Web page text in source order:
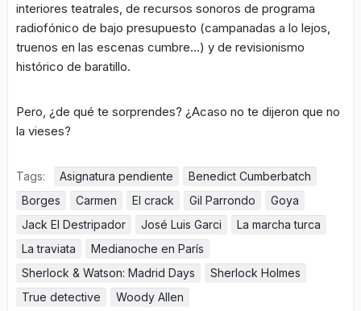
interiores teatrales, de recursos sonoros de programa
radiofónico de bajo presupuesto (campanadas a lo lejos,
truenos en las escenas cumbre…) y de revisionismo
histórico de baratillo.
Pero, ¿de qué te sorprendes? ¿Acaso no te dijeron que no
la vieses?
Tags: Asignatura pendiente
Benedict Cumberbatch
Borges
Carmen El crack Gil Parrondo
Goya
Jack El Destripador
José Luis Garci
La marcha turca
La traviata
Medianoche en París
Sherlock & Watson: Madrid Days
Sherlock Holmes
True detective
Woody Allen